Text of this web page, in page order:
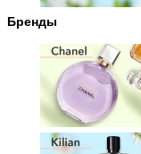
Бренды